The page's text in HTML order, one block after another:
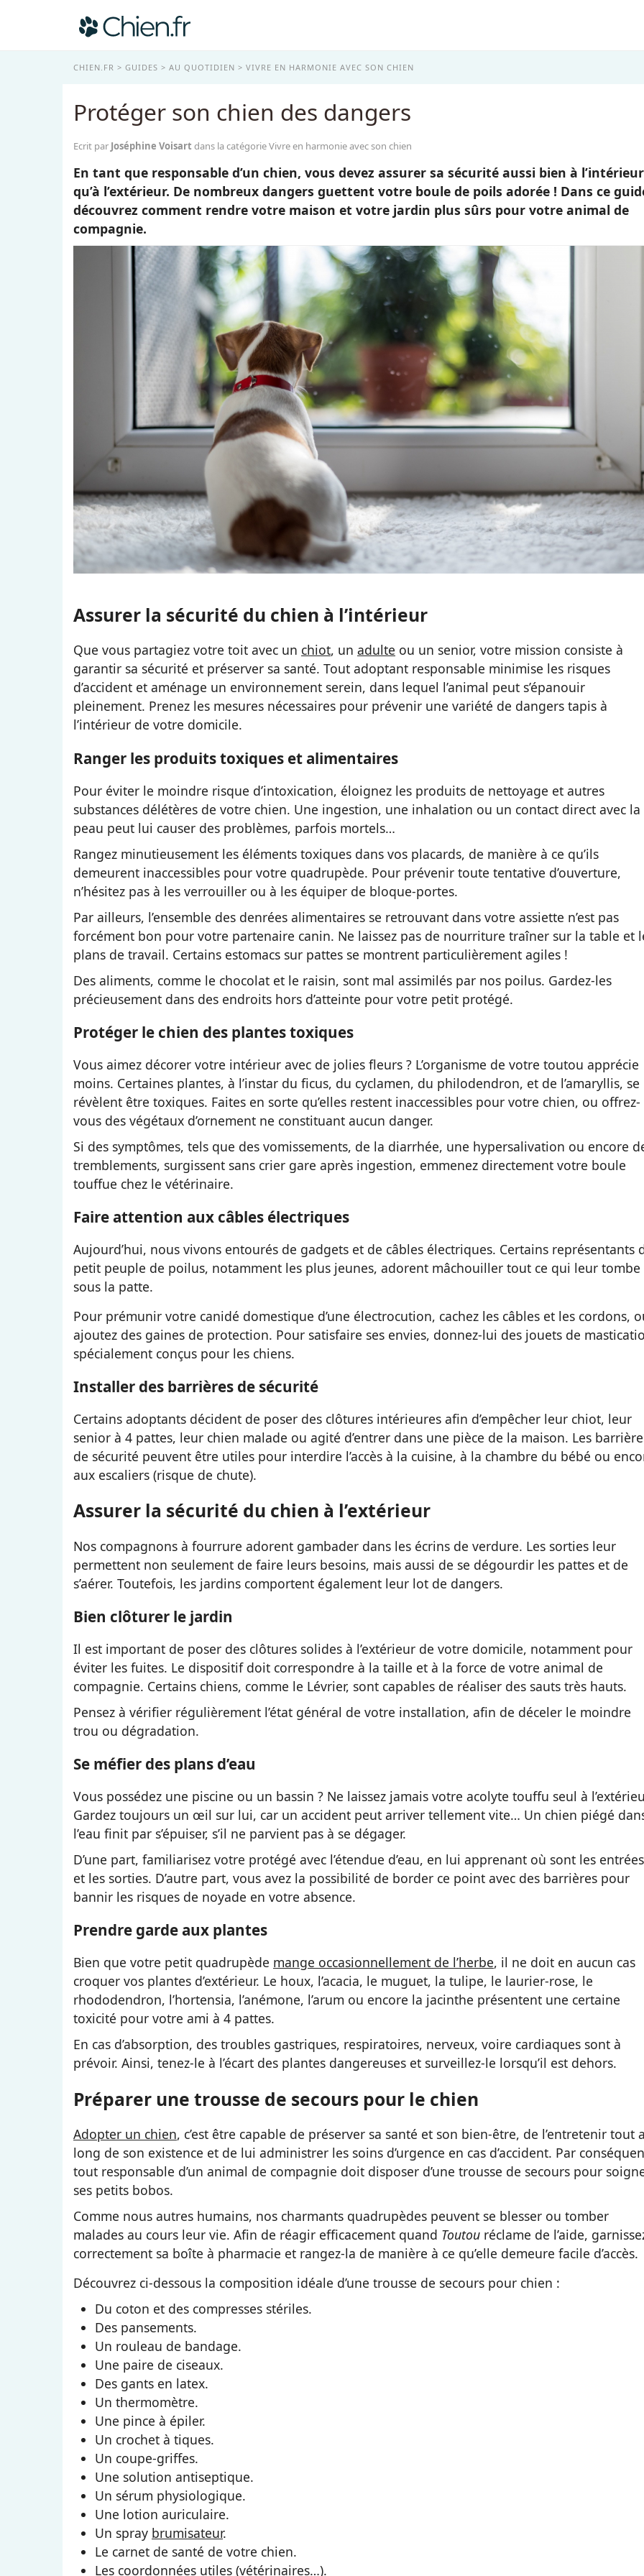
CHIEN.FR GUIDES AU QUOTIDIEN VIVRE EN HARMONIE AVEC SON CHIEN
Protéger son chien des dangers
Ecrit par Joséphine Voisart dans la catégorie Vivre en harmonie avec son chien
En tant que responsable d’un chien, vous devez assurer sa sécurité aussi bien à l’intérieur
qu’à l’extérieur. De nombreux dangers guettent votre boule de poils adorée ! Dans ce
découvrez comment rendre votre maison et votre jardin plus sûrs pour votre animal de
compagnie.
Assurer la sécurité du chien à l’intérieur
Que vous partagiez votre toit avec un chiot, un adulte ou un senior, votre mission consiste à
garantir sa sécurité et préserver sa santé. Tout adoptant responsable minimise les risques
d’accident et aménage un environnement serein, dans lequel l’animal peut s’épanouir
pleinement. Prenez les mesures nécessaires pour prévenir une variété de dangers tapis à
l’intérieur de votre domicile.
Ranger les produits toxiques et alimentaires
Pour éviter le moindre risque d’intoxication, éloignez les produits de nettoyage et autres
substances délétères de votre chien. Une ingestion, une inhalation ou un contact direct avec la
peau peut lui causer des problèmes, parfois mortels…
Rangez minutieusement les éléments toxiques dans vos placards, de manière à ce qu’ils
demeurent inaccessibles pour votre quadrupède. Pour prévenir toute tentative d’ouverture,
n’hésitez pas à les verrouiller ou à les équiper de bloque-portes.
Par ailleurs, l’ensemble des denrées alimentaires se retrouvant dans votre assiette n’est pas
forcément bon pour votre partenaire canin. Ne laissez pas de nourriture traîner sur la table et
plans de travail. Certains estomacs sur pattes se montrent particulièrement agiles !
Des aliments, comme le chocolat et le raisin, sont mal assimilés par nos poilus. Gardez-les
précieusement dans des endroits hors d’atteinte pour votre petit protégé.
Protéger le chien des plantes toxiques
Vous aimez décorer votre intérieur avec de jolies fleurs ? L’organisme de votre toutou apprécie
moins. Certaines plantes, à l’instar du ficus, du cyclamen, du philodendron, et de l’amaryllis, se
révèlent être toxiques. Faites en sorte qu’elles restent inaccessibles pour votre chien, ou offrez-
vous des végétaux d’ornement ne constituant aucun danger.
Si des symptômes, tels que des vomissements, de la diarrhée, une hypersalivation ou encore
tremblements, surgissent sans crier gare après ingestion, emmenez directement votre boule
touffue chez le vétérinaire.
Faire attention aux câbles électriques
Aujourd’hui, nous vivons entourés de gadgets et de câbles électriques. Certains représentants
petit peuple de poilus, notamment les plus jeunes, adorent mâchouiller tout ce qui leur tombe
sous la patte.
Pour prémunir votre canidé domestique d’une électrocution, cachez les câbles et les cordons,
ajoutez des gaines de protection. Pour satisfaire ses envies, donnez-lui des jouets de
spécialement conçus pour les chiens.
Installer des barrières de sécurité
Certains adoptants décident de poser des clôtures intérieures afin d’empêcher leur chiot, leur
senior à 4 pattes, leur chien malade ou agité d’entrer dans une pièce de la maison. Les
de sécurité peuvent être utiles pour interdire l’accès à la cuisine, à la chambre du bébé ou
aux escaliers (risque de chute).
Assurer la sécurité du chien à l’extérieur
Nos compagnons à fourrure adorent gambader dans les écrins de verdure. Les sorties leur
permettent non seulement de faire leurs besoins, mais aussi de se dégourdir les pattes et de
s’aérer. Toutefois, les jardins comportent également leur lot de dangers.
Bien clôturer le jardin
Il est important de poser des clôtures solides à l’extérieur de votre domicile, notamment pour
éviter les fuites. Le dispositif doit correspondre à la taille et à la force de votre animal de
compagnie. Certains chiens, comme le Lévrier, sont capables de réaliser des sauts très hauts.
Pensez à vérifier régulièrement l’état général de votre installation, afin de déceler le moindre
trou ou dégradation.
Se méfier des plans d’eau
Vous possédez une piscine ou un bassin ? Ne laissez jamais votre acolyte touffu seul à
Gardez toujours un œil sur lui, car un accident peut arriver tellement vite… Un chien piégé
l’eau finit par s’épuiser, s’il ne parvient pas à se dégager.
D’une part, familiarisez votre protégé avec l’étendue d’eau, en lui apprenant où sont les entrées
et les sorties. D’autre part, vous avez la possibilité de border ce point avec des barrières pour
bannir les risques de noyade en votre absence.
Prendre garde aux plantes
Bien que votre petit quadrupède mange occasionnellement de l’herbe, il ne doit en aucun cas
croquer vos plantes d’extérieur. Le houx, l’acacia, le muguet, la tulipe, le laurier-rose, le
rhododendron, l’hortensia, l’anémone, l’arum ou encore la jacinthe présentent une certaine
toxicité pour votre ami à 4 pattes.
En cas d’absorption, des troubles gastriques, respiratoires, nerveux, voire cardiaques sont à
prévoir. Ainsi, tenez-le à l’écart des plantes dangereuses et surveillez-le lorsqu’il est dehors.
Préparer une trousse de secours pour le chien
Adopter un chien, c’est être capable de préserver sa santé et son bien-être, de l’entretenir tout
long de son existence et de lui administrer les soins d’urgence en cas d’accident. Par
tout responsable d’un animal de compagnie doit disposer d’une trousse de secours pour
ses petits bobos.
Comme nous autres humains, nos charmants quadrupèdes peuvent se blesser ou tomber
malades au cours leur vie. Afin de réagir efficacement quand Toutou réclame de l’aide,
correctement sa boîte à pharmacie et rangez-la de manière à ce qu’elle demeure facile d’accès.
Découvrez ci-dessous la composition idéale d’une trousse de secours pour chien :
Du coton et des compresses stériles.
Des pansements.
Un rouleau de bandage.
Une paire de ciseaux.
Des gants en latex.
Un thermomètre.
Une pince à épiler.
Un crochet à tiques.
Un coupe-griffes.
Une solution antiseptique.
Un sérum physiologique.
Une lotion auriculaire.
Un spray brumisateur.
Le carnet de santé de votre chien.
Les coordonnées utiles (vétérinaires…).